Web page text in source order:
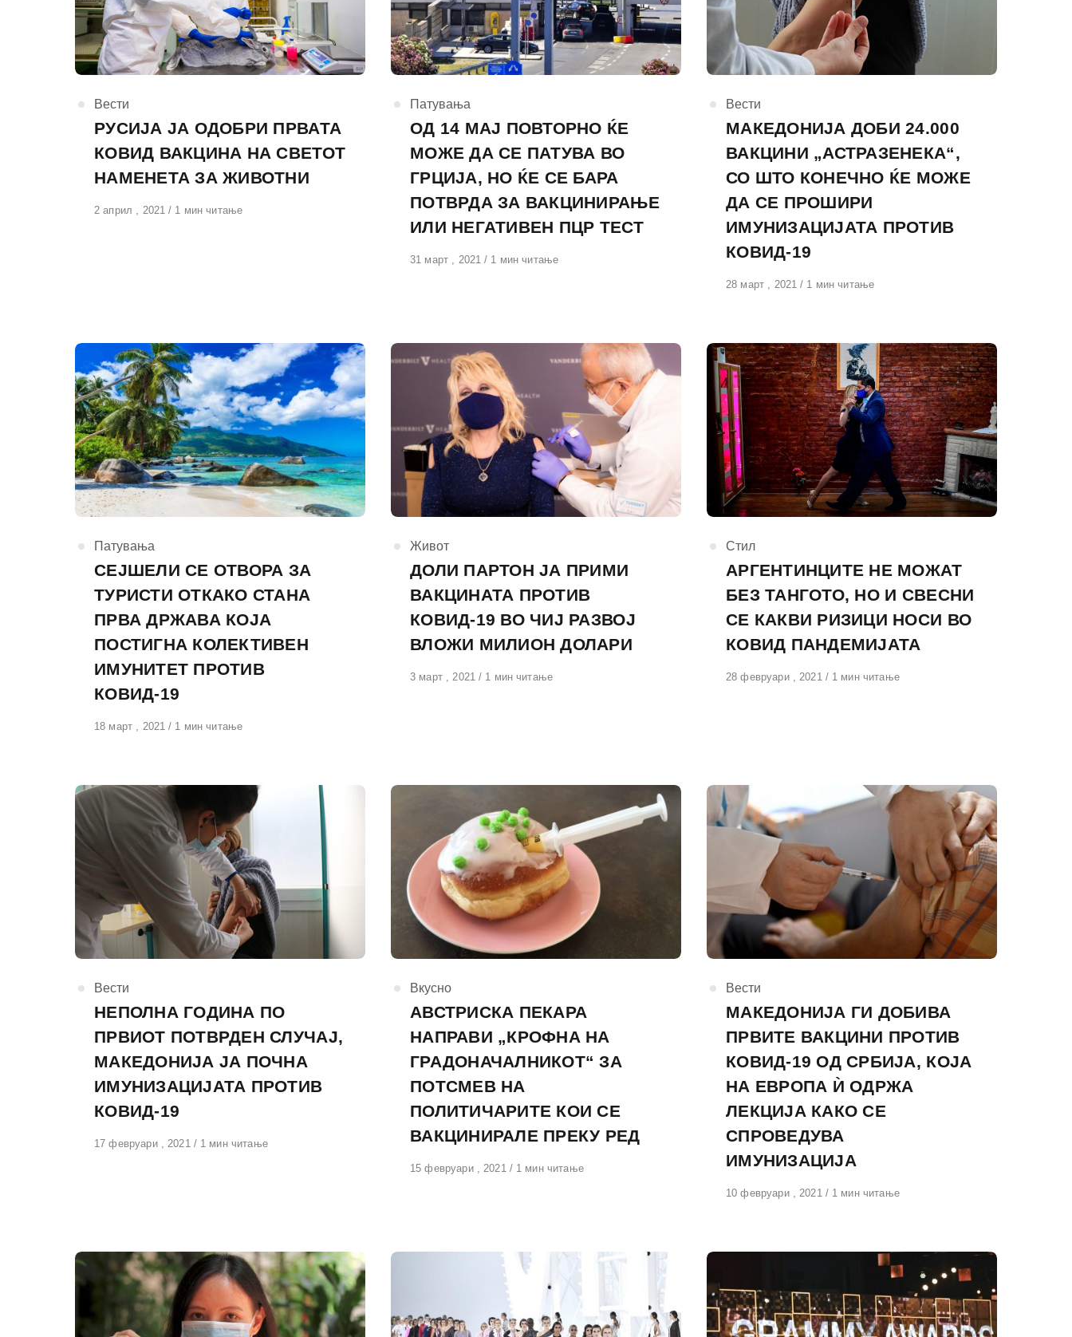
КАтегорија
Вести
РУСИЈА ЈА ОДОБРИ ПРВАТА
КОВИД ВАКЦИНА НА СВЕТОТ
НАМЕНЕТА ЗА ЖИВОТНИ
Објавено
2 април , 2021 1 мин читање
КАтегорија
Патувања
ОД 14 МАЈ ПОВТОРНО ЌЕ
МОЖЕ ДА СЕ ПАТУВА ВО
ГРЦИЈА, НО ЌЕ СЕ БАРА
ПОТВРДА ЗА ВАКЦИНИРАЊЕ
ИЛИ НЕГАТИВЕН ПЦР ТЕСТ
Објавено
31 март , 2021 1 мин читање
КАтегорија
Вести
МАКЕДОНИЈА ДОБИ 24.000
ВАКЦИНИ „АСТРАЗЕНЕКА“,
СО ШТО КОНЕЧНО ЌЕ МОЖЕ
ДА СЕ ПРОШИРИ
ИМУНИЗАЦИЈАТА ПРОТИВ
КОВИД-19
Објавено
28 март , 2021 1 мин читање
КАтегорија
Патувања
СЕЈШЕЛИ СЕ ОТВОРА ЗА
ТУРИСТИ ОТКАКО СТАНА
ПРВА ДРЖАВА КОЈА
ПОСТИГНА КОЛЕКТИВЕН
ИМУНИТЕТ ПРОТИВ
КОВИД-19
Објавено
18 март , 2021 1 мин читање
КАтегорија
Живот
ДОЛИ ПАРТОН ЈА ПРИМИ
ВАКЦИНАТА ПРОТИВ
КОВИД-19 ВО ЧИЈ РАЗВОЈ
ВЛОЖИ МИЛИОН ДОЛАРИ
Објавено
3 март , 2021 1 мин читање
КАтегорија
Стил
АРГЕНТИНЦИТЕ НЕ МОЖАТ
БЕЗ ТАНГОТО, НО И СВЕСНИ
СЕ КАКВИ РИЗИЦИ НОСИ ВО
КОВИД ПАНДЕМИЈАТА
Објавено
28 февруари , 2021 1 мин читање
КАтегорија
Вести
НЕПОЛНА ГОДИНА ПО
ПРВИОТ ПОТВРДЕН СЛУЧАЈ,
МАКЕДОНИЈА ЈА ПОЧНА
ИМУНИЗАЦИЈАТА ПРОТИВ
КОВИД-19
Објавено
17 февруари , 2021 1 мин читање
КАтегорија
Вкусно
АВСТРИСКА ПЕКАРА
НАПРАВИ „КРОФНА НА
ГРАДОНАЧАЛНИКОТ“ ЗА
ПОТСМЕВ НА
ПОЛИТИЧАРИТЕ КОИ СЕ
ВАКЦИНИРАЛЕ ПРЕКУ РЕД
Објавено
15 февруари , 2021 1 мин читање
КАтегорија
Вести
МАКЕДОНИЈА ГИ ДОБИВА
ПРВИТЕ ВАКЦИНИ ПРОТИВ
КОВИД-19 ОД СРБИЈА, КОЈА
НА ЕВРОПА Ѝ ОДРЖА
ЛЕКЦИЈА КАКО СЕ
СПРОВЕДУВА
ИМУНИЗАЦИЈА
Објавено
10 февруари , 2021 1 мин читање